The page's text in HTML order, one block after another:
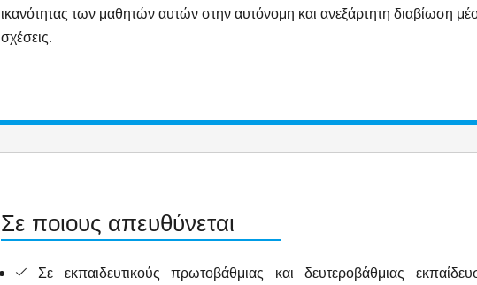
ικανότητας των μαθητών αυτών στην αυτόνομη και ανεξάρτητη διαβίωση
σχέσεις.
Σε ποιους απευθύνεται
Σε εκπαιδευτικούς πρωτοβάθμιας και δευτεροβάθμιας